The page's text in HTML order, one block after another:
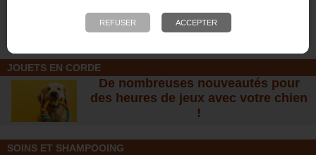
34,85 €
Vetonature
5,60 €
JOUETS EN CORDE
De nombreuses nouveautés pour
des heures de jeux avec votre chien
!
SOINS ET SHAMPOOING